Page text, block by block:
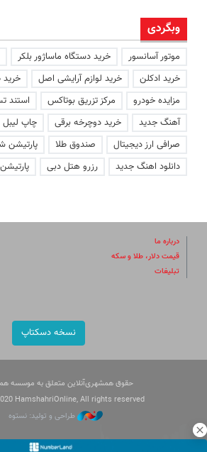
وبگردی
موتور آسانسور خرید دستگاه ماساژور بلکر
خرید ادکلن
خرید لوازم آرایشی اصل
مزایده خودرو
مرکز تزریق بوتاکس استند
آهنگ جدید
خرید دوچرخه برقی چاپ لیبل
صرافی ارز دیجیتال
صندوق طلا
پارتیشن
دانلود اهنگ جدید
رزرو هتل دبی
درباره ما
قیمت دلار، طلا و سکه
تبلیغات
نسخه دسکتاپ
حقوق همشهری‌آنلاین متعلق به موسسه
HamshahriOnline, All rights reserved
طراحی و تولید: نستوه